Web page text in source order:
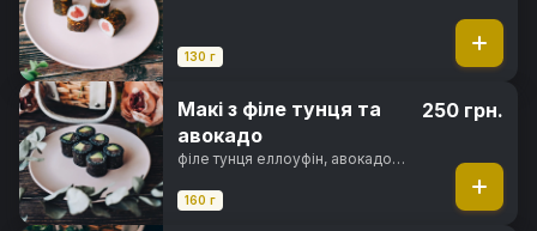
130 г
Макі з філе тунця та
авокадо
філе тунця еллоуфін, авокадо
норі
160 г
250 грн.